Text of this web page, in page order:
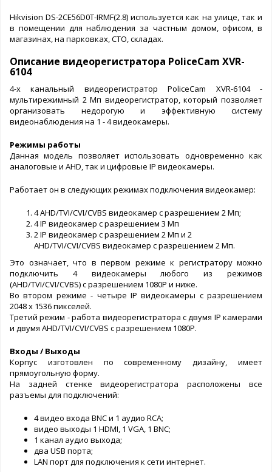
Hikvision DS-2CE56D0T-IRMF(2.8) используется как на улице, так и
в помещении для наблюдения за частным домом, офисом, в
магазинах, на парковках, СТО, складах.
Описание видеорегистратора PoliceCam XVR-
6104
4-х канальный видеорегистратор PoliceCam XVR-6104 -
мультирежимный 2 Мп видеорегистратор, который позволяет
организовать недорогую и эффективную систему
видеонаблюдения на 1 - 4 видеокамеры.
Режимы работы
Данная модель позволяет использовать одновременно как
аналоговые и AHD, так и цифровые IP видеокамеры.
Работает он в следующих режимах подключения видеокамер:
4 AHD/TVI/CVI/CVBS видеокамер с разрешением 2 Мп;
4 IP видеокамер с разрешением 3 Мп
2 IP видеокамер с разрешением 2 Мп и 2
AHD/TVI/CVI/CVBS видеокамер с разрешением 2 Мп.
Это означает, что в первом режиме к регистратору можно
подключить 4 видеокамеры любого из режимов
(AHD/TVI/CVI/CVBS) с разрешением 1080P и ниже.
Во втором режиме - четыре IP видеокамеры с разрешением
2048 x 1536 пикселей.
Третий режим - работа видеорегистратора с двумя IP камерами
и двумя AHD/TVI/CVI/CVBS с разрешением 1080P.
Входы / Выходы
Корпус изготовлен по современному дизайну, имеет
прямоугольную форму.
На задней стенке видеорегистратора расположены все
разъемы для подключений:
4 видео входа BNC и 1 аудио RCA;
видео выходы 1 HDMI, 1 VGA, 1 BNC;
1 канал аудио выхода;
два USB порта;
LAN порт для подключения к сети интернет.